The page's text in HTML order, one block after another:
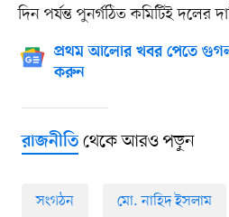
দিন পর্যন্ত পুনর্গঠিত কমিটিই দলের
প্রথম আলোর খবর পেতে
করুন
রাজনীতিথেকে আরও পড়ুন
সংগঠন মো. নাহিদ ইসলাম